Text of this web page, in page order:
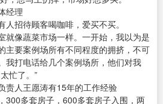
经理
招待顾客喝咖啡，爱买不买。
就像蔬菜市场一样。一开始，我以为是
主要案例场所有不同程度的拥挤，不可
我打电话给几个案例场所，他们对我
忙了。”
责人王愿涛有15年的工作经验
300多套房子，600多套房子入围，两